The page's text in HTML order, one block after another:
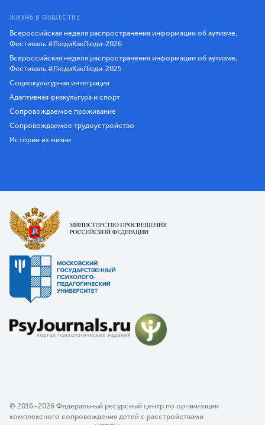
ЖИЗНЬ В ОБЩЕСТВЕ
Всероссийская неделя распространения информации об аутизме,
Фестиваль #ЛюдиКакЛюди-2026
Всероссийская неделя распространения информации об аутизме,
Фестиваль #ЛюдиКакЛюди-2025
Социокультурная интеграция
Адаптивная физкультура и спорт
Сопровождаемое проживание
Сопровождаемое трудоустройство
Истории из жизни
© 2016–2026 Федеральный ресурсный центр по организации
комплексного сопровождения детей с расстройствами